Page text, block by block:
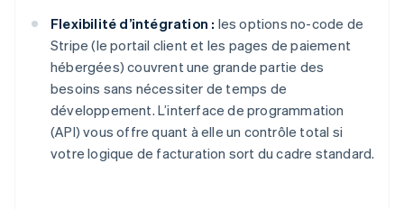
Flexibilité d’intégration : les options no-code de
Stripe (le portail client et les pages de paiement
hébergées) couvrent une grande partie des
besoins sans nécessiter de temps de
développement. L’interface de programmation
(API) vous offre quant à elle un contrôle total si
votre logique de facturation sort du cadre standard.